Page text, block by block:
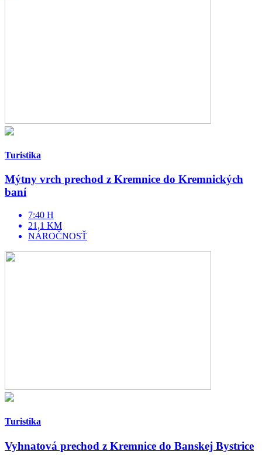
Turistika
Mýtny vrch prechod z Kremnice do Kremnických
baní
7:40 H
21,1 KM
NÁROČNOSŤ
Turistika
Vyhnatová prechod z Kremnice do Banskej Bystrice